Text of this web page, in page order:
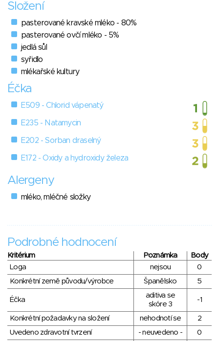
Složení
pasterované kravské mléko - 80%
pasterované ovčí mléko - 5%
jedlá sůl
syřidlo
mlékařské kultury
Éčka
E509 - Chlorid vápenatý
E235 - Natamycin
E202 - Sorban draselný
E172 - Oxidy a hydroxidy železa
Alergeny
mléko, mléčné složky
Podrobné hodnocení
Kritérium Poznámka
Body
Loga
nejsou
0
Konkrétní země původu/výrobce
Španělsko 5
Éčka
aditiva se
skóre 3
-1
Konkrétní požadavky na složení nehodnotí se
2
Uvedeno zdravotní tvrzení
- neuvedeno -
0